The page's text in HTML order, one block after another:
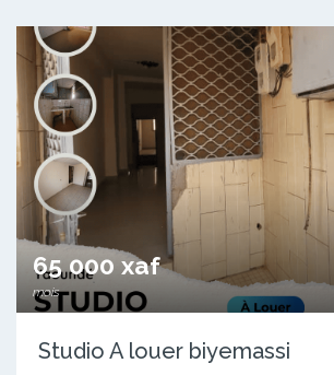
65 000 xaf
mois
Studio A louer biyemassi